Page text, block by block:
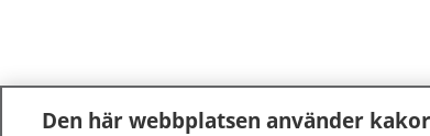
Den här webbplatsen använder kakor